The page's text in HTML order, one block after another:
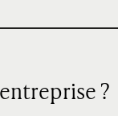
?